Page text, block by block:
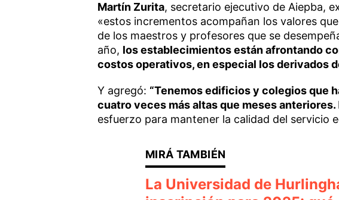
Martín Zurita, secretario ejecutivo de Aiepba,
«estos incrementos acompañan los valores
de los maestros y profesores que se
año, los establecimientos están afrontando
costos operativos, en especial los derivados
Y agregó: “Tenemos edificios y colegios que
cuatro veces más altas que meses anteriores.
esfuerzo para mantener la calidad del servicio
La Universidad de